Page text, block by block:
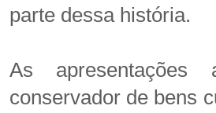
parte dessa história.
As apresentações
conservador de bens